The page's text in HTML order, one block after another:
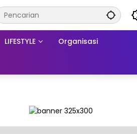
LIFESTYLE Organisasi